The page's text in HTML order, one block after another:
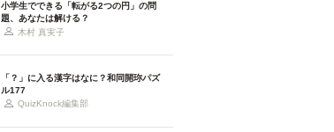
小学生でできる「転がる2つの円」の問
題、あなたは解ける？
木村 真実子
「？」に入る漢字はなに？和同開珎パズ
ル177
QuizKnock編集部